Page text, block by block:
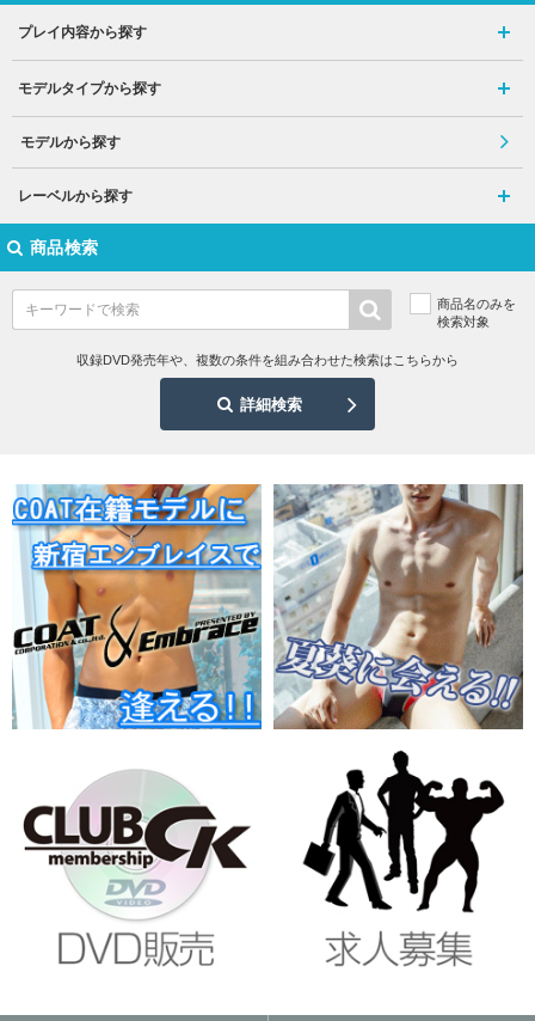
プレイ内容から探す
モデルタイプから探す
モデルから探す
レーベルから探す
商品検索
商品名のみを
検索対象
収録DVD発売年や、複数の条件を組み合わせた検索はこちらから
詳細検索